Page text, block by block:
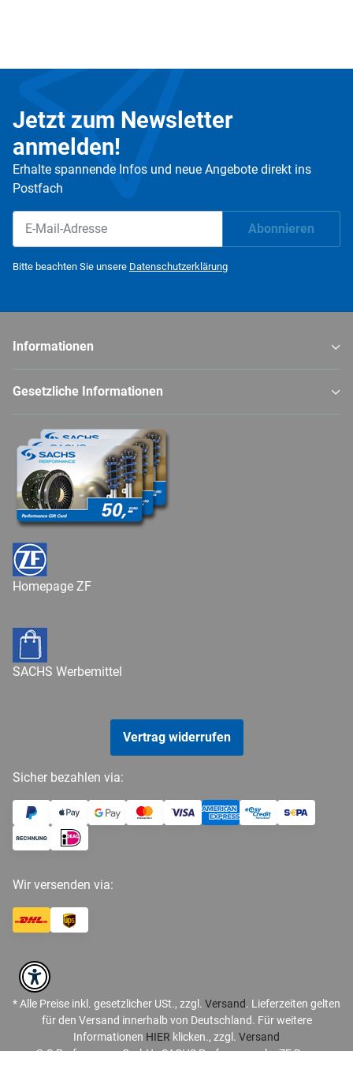
Jetzt zum Newsletter
anmelden!
Erhalte spannende Infos und neue Angebote direkt ins
Postfach
Abonnieren
Bitte beachten Sie unsere Datenschutzerklärung
Informationen
Gesetzliche Informationen
Homepage ZF
SACHS Werbemittel
Vertrag widerrufen
Sicher bezahlen via:
Wir versenden via:
* Alle Preise inkl. gesetzlicher USt., zzgl. Versand. Lieferzeiten gelten
für den Versand innerhalb von Deutschland. Für weitere
Informationen HIER klicken., zzgl. Versand
© S-Performance GmbH - SACHS Performance by ZF Race